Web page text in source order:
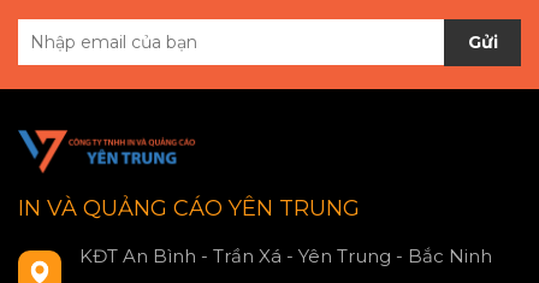
Gửi
IN VÀ QUẢNG CÁO YÊN TRUNG
KĐT An Bình - Trần Xá - Yên Trung - Bắc Ninh